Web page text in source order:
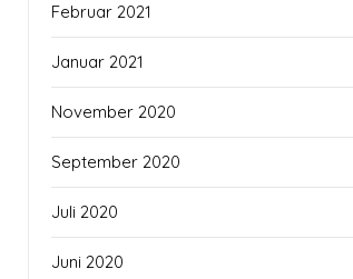
Februar 2021
Januar 2021
November 2020
September 2020
Juli 2020
Juni 2020